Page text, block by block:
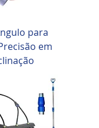
para
em